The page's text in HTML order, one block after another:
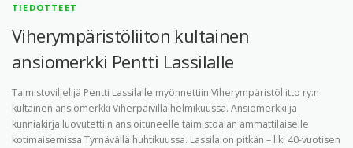
TIEDOTTEET
Viherympäristöliiton kultainen
ansiomerkki Pentti Lassilalle
Taimistoviljelijä Pentti Lassilalle myönnettiin Viherympäristöliitto ry:n
kultainen ansiomerkki Viherpäivillä helmikuussa. Ansiomerkki ja
kunniakirja luovutettiin ansioituneelle taimistoalan ammattilaiselle
kotimaisemissa Tyrnävällä huhtikuussa. Lassila on pitkän – liki 40-vuotisen